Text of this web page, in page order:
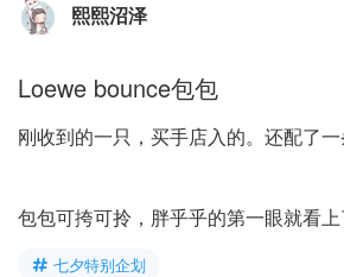
熙熙沼泽
Loewe bounce包包
刚收到的一只，买手店入的。还配了一
包包可挎可拎，胖乎乎的第一眼就看上
七夕特别企划